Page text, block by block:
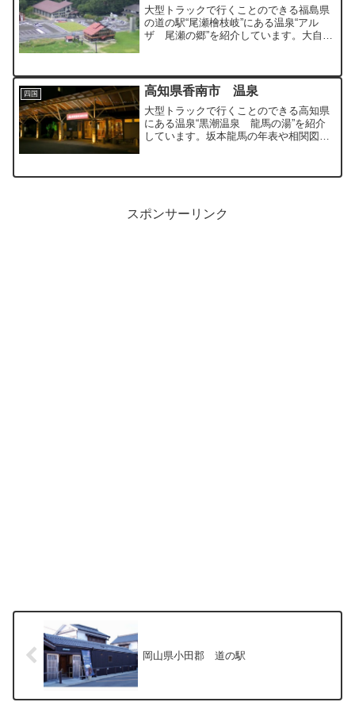
大型トラックで行くことのできる福島県
の道の駅“尾瀬檜枝岐”にある温泉“アル
ザ 尾瀬の郷”を紹介しています。大自然
四国 高知県香南市 温泉
大型トラックで行くことのできる高知県
にある温泉“黒潮温泉 龍馬の湯”を紹介
しています。坂本龍馬の年表や相関図を
スポンサーリンク
岡山県小田郡 道の駅